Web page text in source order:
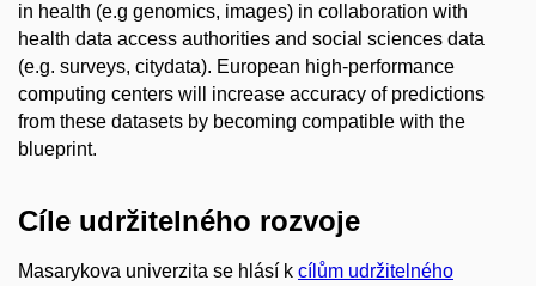
in health (e.g genomics, images) in collaboration with
health data access authorities and social sciences data
(e.g. surveys, citydata). European high-performance
computing centers will increase accuracy of predictions
from these datasets by becoming compatible with the
blueprint.
Cíle udržitelného rozvoje
Masarykova univerzita se hlásí k cílům udržitelného